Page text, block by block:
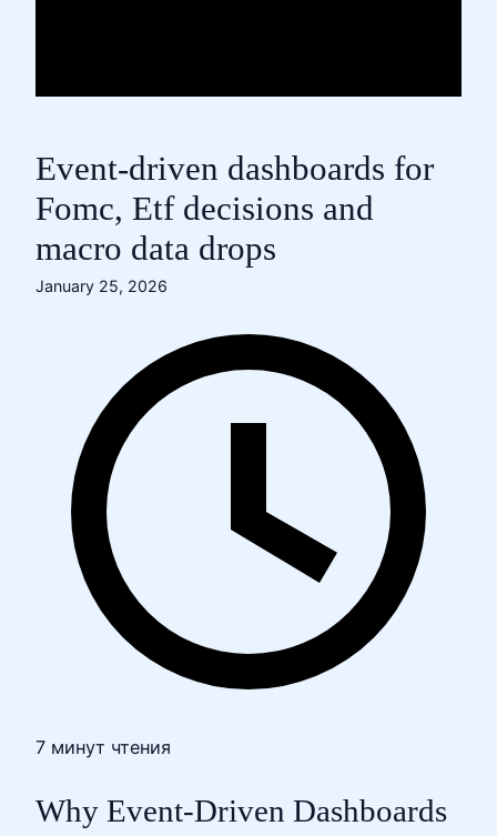
Event-driven dashboards for
Fomc, Etf decisions and
macro data drops
January 25, 2026
7 минут чтения
Why Event-Driven Dashboards